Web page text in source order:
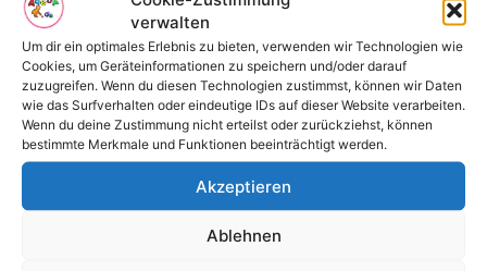
verwalten
Um dir ein optimales Erlebnis zu bieten, verwenden wir Technologien wie
Cookies, um Geräteinformationen zu speichern und/oder darauf
zuzugreifen. Wenn du diesen Technologien zustimmst, können wir Daten
wie das Surfverhalten oder eindeutige IDs auf dieser Website verarbeiten.
Wenn du deine Zustimmung nicht erteilst oder zurückziehst, können
bestimmte Merkmale und Funktionen beeinträchtigt werden.
Akzeptieren
Ablehnen
Tulpenfest läutet Frühling in Potsdam
ein
16. April 2026
Familien-Paradies an der Adria